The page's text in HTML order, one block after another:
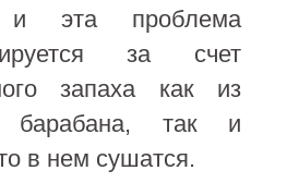
и эта проблема
за счет
запаха как из
барабана, так и
в нем сушатся.